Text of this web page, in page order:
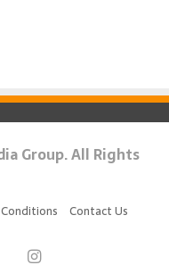
Group. All Rights
Contact Us
YouTubeInstagram